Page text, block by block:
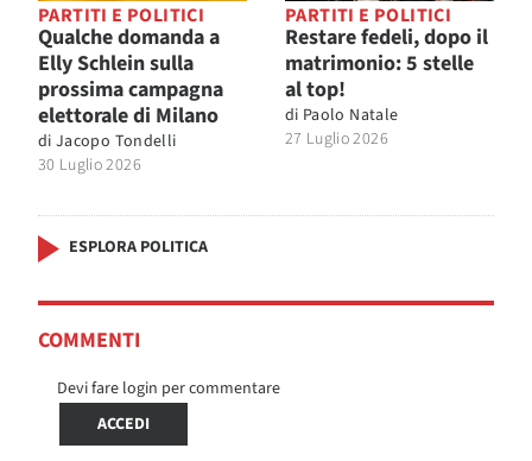
PARTITI E POLITICI
Qualche domanda a
Elly Schlein sulla
prossima campagna
elettorale di Milano
di Jacopo Tondelli
30 Luglio 2026
PARTITI E POLITICI
Restare fedeli, dopo il
matrimonio: 5 stelle
al top!
di Paolo Natale
27 Luglio 2026
ESPLORA POLITICA
COMMENTI
Devi fare login per commentare
ACCEDI